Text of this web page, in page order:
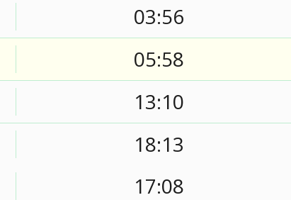
03:56
05:58
13:10
18:13
17:08